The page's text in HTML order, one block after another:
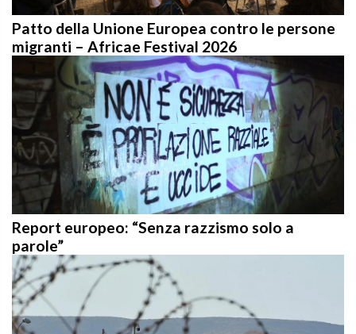
Patto della Unione Europea contro le persone
migranti – Africae Festival 2026
Report europeo: “Senza razzismo solo a
parole”